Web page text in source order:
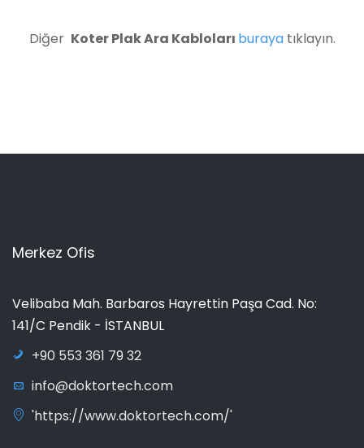
Diğer Koter Plak Ara Kabloları burayatıklayın.
Merkez Ofis
Velibaba Mah. Barbaros Hayrettin Paşa Cad. No:
141/C Pendik - İSTANBUL
+90 553 361 79 32
info@doktortech.com
'https://www.doktortech.com/'